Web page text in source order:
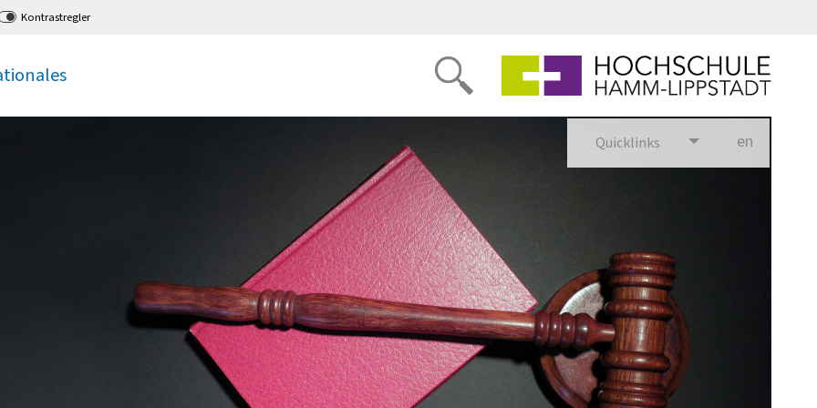
Kontrastregler
Quicklinks en